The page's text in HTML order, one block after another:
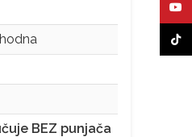
BEZ punjača